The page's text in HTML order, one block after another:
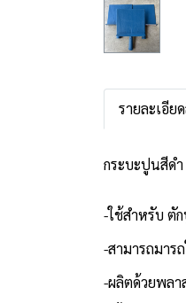
รายละเอีย
กระบะปูนสีด
-ใช้สำหรับ ตั
-สามารถมาร
-ผลิตด้วยพลา